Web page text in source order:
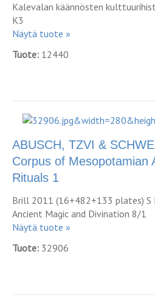
Kalevalan käännösten
K3
Näytä tuote »
Tuote: 12440
ABUSCH, TZVI &
Corpus of Mesopotamian
Rituals 1
Brill 2011 (16+482+133 plates) S
Ancient Magic and Divination 8/1
Näytä tuote »
Tuote: 32906